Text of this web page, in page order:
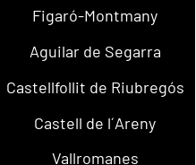
Figaró-Montmany
Aguilar de Segarra
Castellfollit de Riubregós
Castell de l´Areny
Vallromanes